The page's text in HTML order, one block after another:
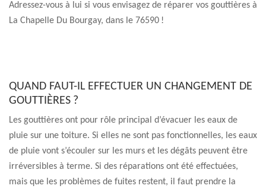
Adressez-vous à lui si vous envisagez de réparer vos gouttières à
La Chapelle Du Bourgay, dans le 76590 !
QUAND FAUT-IL EFFECTUER UN CHANGEMENT DE
GOUTTIÈRES ?
Les gouttières ont pour rôle principal d’évacuer les eaux de
pluie sur une toiture. Si elles ne sont pas fonctionnelles, les eaux
de pluie vont s’écouler sur les murs et les dégâts peuvent être
irréversibles à terme. Si des réparations ont été effectuées,
mais que les problèmes de fuites restent, il faut prendre la